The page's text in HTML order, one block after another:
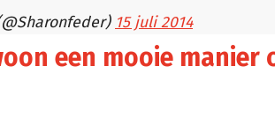
15 juli 2014
een mooie manier